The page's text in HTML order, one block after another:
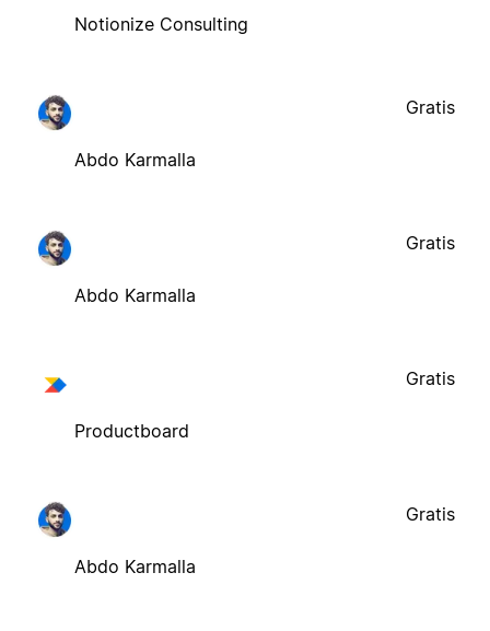
Notionize Consulting
Abdo Karmalla
Gratis
Abdo Karmalla
Gratis
Productboard
Gratis
Abdo Karmalla
Gratis